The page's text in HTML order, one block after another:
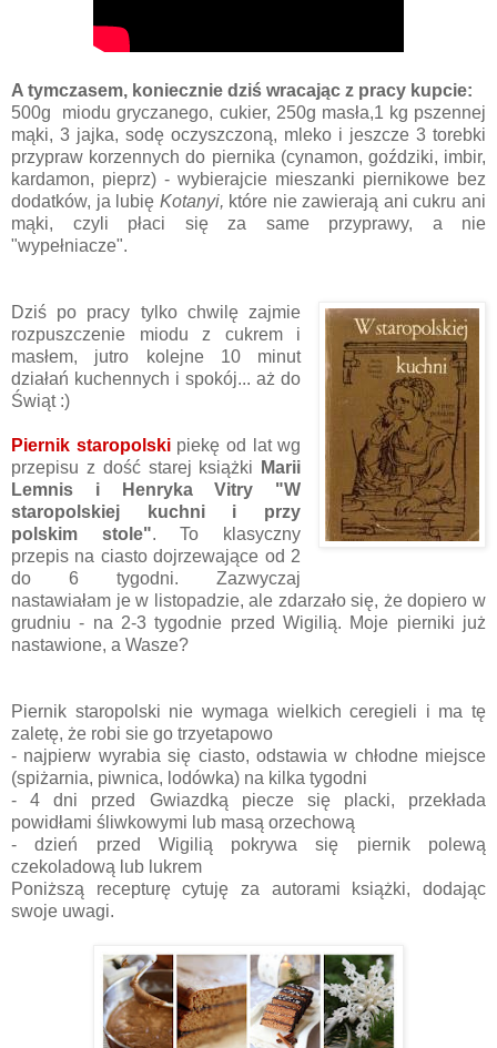
A tymczasem, koniecznie dziś wracając z pracy kupcie:
500g miodu gryczanego, cukier, 250g masła,1 kg pszennej
mąki, 3 jajka, sodę oczyszczoną, mleko i jeszcze 3 torebki
przypraw korzennych do piernika (cynamon, goździki, imbir,
kardamon, pieprz) - wybierajcie mieszanki piernikowe bez
dodatków, ja lubię Kotanyi, które nie zawierają ani cukru ani
mąki, czyli płaci się za same przyprawy, a nie
"wypełniacze".
Dziś po pracy tylko chwilę zajmie
rozpuszczenie miodu z cukrem i
masłem, jutro kolejne 10 minut
działań kuchennych i spokój... aż do
Świąt :)
Piernik staropolski piekę od lat wg
przepisu z dość starej książki
Marii
Lemnis i Henryka Vitry "W
staropolskiej kuchni i przy
polskim stole". To klasyczny
przepis na ciasto dojrzewające od 2
do 6 tygodni. Zazwyczaj
nastawiałam je w listopadzie, ale zdarzało się, że dopiero w
grudniu - na 2-3 tygodnie przed Wigilią. Moje pierniki już
nastawione, a Wasze?
Piernik staropolski nie wymaga wielkich ceregieli i ma tę
zaletę, że robi sie go trzyetapowo
- najpierw wyrabia się ciasto, odstawia w chłodne miejsce
(spiżarnia, piwnica, lodówka) na kilka tygodni
- 4 dni przed Gwiazdką piecze się placki, przekłada
powidłami śliwkowymi lub masą orzechową
- dzień przed Wigilią pokrywa się piernik polewą
czekoladową lub lukrem
Poniższą recepturę cytuję za autorami książki, dodając
swoje uwagi.